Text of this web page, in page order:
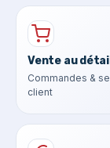
Vente au détail
Commandes &
client